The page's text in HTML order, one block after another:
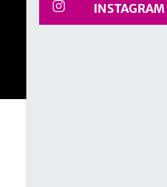
INSTAGRAM